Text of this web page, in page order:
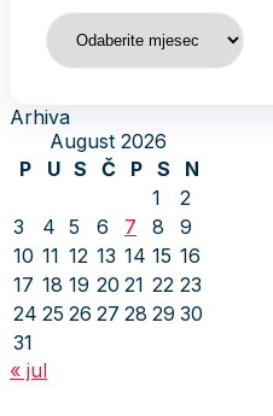
Arhiva
Arhiva
August 2026
P
U S Č P S
N
1
2
3
4 5 6 7 8
9
10 11 12 13 14 15 16
17 18 19 20 21 22 23
24 25 26 27 28 29 30
31
« jul